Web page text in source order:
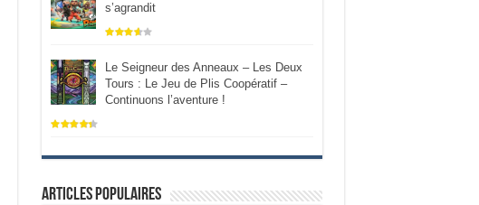
s’agrandit
Le Seigneur des Anneaux – Les Deux
Tours : Le Jeu de Plis Coopératif –
Continuons l’aventure !
Articles populaires